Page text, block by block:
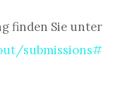
finden Sie unter
submissions#